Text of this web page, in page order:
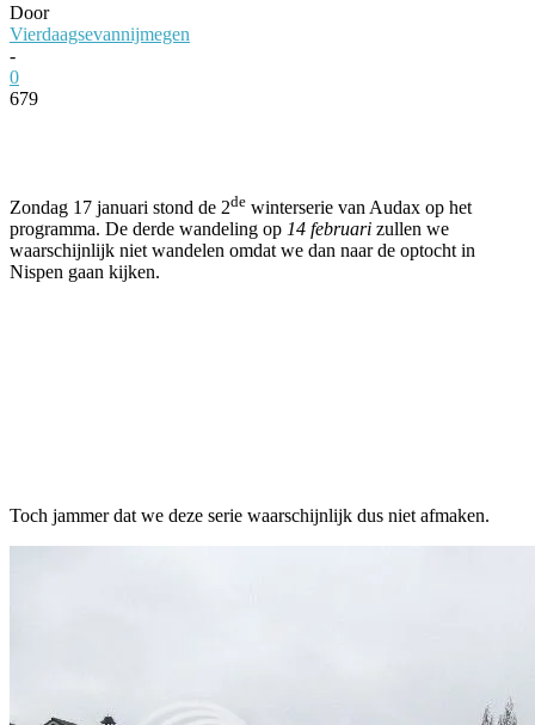
Door
Vierdaagsevannijmegen
-
0
679
Zondag 17 januari stond de 2de winterserie van Audax op het
programma. De derde wandeling op 14 februari zullen we
waarschijnlijk niet wandelen omdat we dan naar de optocht in
Nispen gaan kijken.
Toch jammer dat we deze serie waarschijnlijk dus niet afmaken.